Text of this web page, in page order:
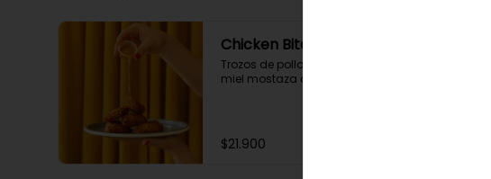
Chicken Bites
Trozos de pollo apanados con
miel mostaza de naranja.
$21.900